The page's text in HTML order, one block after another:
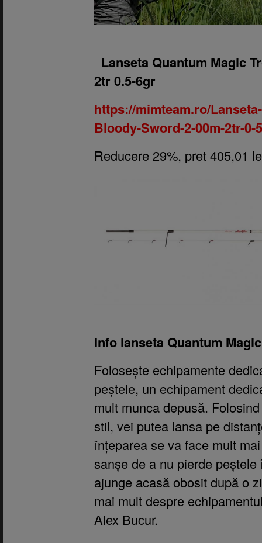
Lanseta Quantum Magic
2tr 0.5-6gr
https://mimteam.ro/
Bloody-Sword-2-00m-2tr-0-
Reducere 29%, pret 405,01
Info lanseta Quantum
Folosește echipamente
peștele, un echipament
mult munca depusă.
stil, vei putea lansa pe
înțeparea se va face mult
sanșe de a nu pierde
ajunge acasă obosit după o
mai mult despre
Alex Bucur.